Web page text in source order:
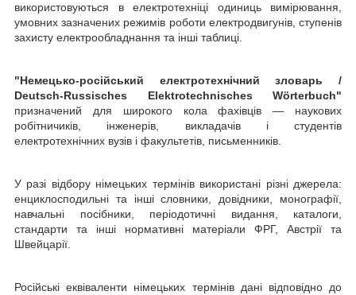
використовуються в електротехніці одиниць вимірювання,
умовних зазначених режимів роботи електродвигунів, ступенів
захисту електрообладнання та інші таблиці.
"Немецько-російський електротехнічний зловарь /
Deutsch-Russisches Elektrotechnisches Wörterbuch"
призначений для широкого кола фахівців — наукових
робітничиків, інженерів, викладачів і студентів
електротехнічних вузів і факультетів, письменників.
У разі відбору німецьких термінів використані різні джерела:
енциклосподильні та інші словники, довідники, монографії,
навчальні посібники, періодотичні видання, каталоги,
стандарти та інші нормативні матеріали ФРГ, Австрії та
Швейцарії.
Російські еквіваленти німецьких термінів дані відповідно до